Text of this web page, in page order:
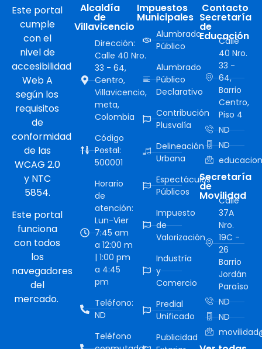
Este portal
cumple
con el
nivel de
accesibilidad
Web A
según los
requisitos
de
conformidad
de las
WCAG 2.0
y NTC
5854.
Este portal
funciona
con todos
los
navegadores
del
mercado.
Alcaldía
de
Villavicencio
Dirección:
Calle 40 Nro.
33 - 64,
Centro,
Villavicencio,
meta,
Colombia
Código
Postal:
500001
Horario
de
atención:
Lun-Vier
7:45 am
a 12:00 m
| 1:00 pm
a 4:45
pm
Teléfono:
ND
Teléfono
Impuestos
Municipales
Alumbrado
Público
Alumbrado
Público
Declarativo
Contribución
Plusvalía
Delineación
Urbana
Espectáculos
Públicos
Impuesto
de
Valorización
Industría
y
Comercio
Predial
Unificado
Publicidad
Contacto
Secretaría
de
Educación
Calle
40 Nro.
33 -
64,
Barrio
Centro,
Piso 4
ND
ND
Secretaría
de
Movilidad
Calle
37A
Nro.
19C -
26
Barrio
Jordán
Paraíso
ND
ND